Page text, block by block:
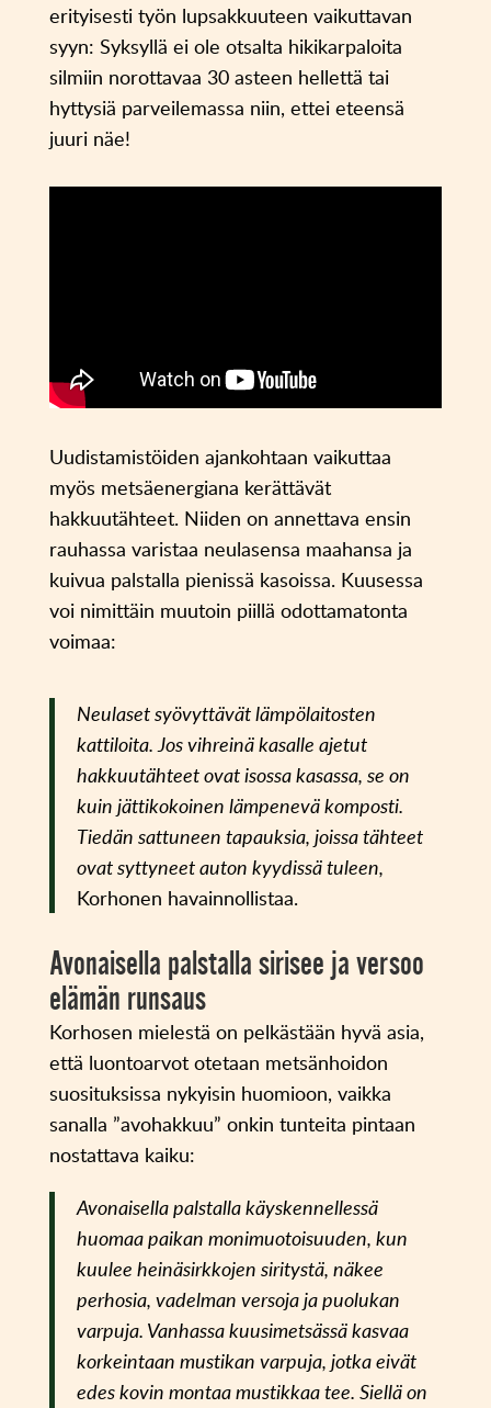
erityisesti työn lupsakkuuteen vaikuttavan
syyn: Syksyllä ei ole otsalta hikikarpaloita
silmiin norottavaa 30 asteen hellettä tai
hyttysiä parveilemassa niin, ettei eteensä
juuri näe!
Uudistamistöiden ajankohtaan vaikuttaa
myös metsäenergiana kerättävät
hakkuutähteet. Niiden on annettava ensin
rauhassa varistaa neulasensa maahansa ja
kuivua palstalla pienissä kasoissa. Kuusessa
voi nimittäin muutoin piillä odottamatonta
voimaa:
Neulaset syövyttävät lämpölaitosten
kattiloita. Jos vihreinä kasalle ajetut
hakkuutähteet ovat isossa kasassa, se on
kuin jättikokoinen lämpenevä komposti.
Tiedän sattuneen tapauksia, joissa tähteet
ovat syttyneet auton kyydissä tuleen,
Korhonen havainnollistaa.
Avonaisella palstalla sirisee ja versoo
elämän runsaus
Korhosen mielestä on pelkästään hyvä asia,
että luontoarvot otetaan metsänhoidon
suosituksissa nykyisin huomioon, vaikka
sanalla ”avohakkuu” onkin tunteita pintaan
nostattava kaiku:
Avonaisella palstalla käyskennellessä
huomaa paikan monimuotoisuuden, kun
kuulee heinäsirkkojen siritystä, näkee
perhosia, vadelman versoja ja puolukan
varpuja. Vanhassa kuusimetsässä kasvaa
korkeintaan mustikan varpuja, jotka eivät
edes kovin montaa mustikkaa tee. Siellä on